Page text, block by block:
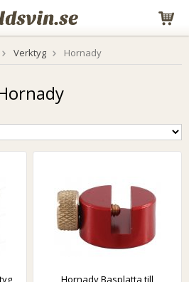
Verktyg Hornady
Hornady Basplatta till